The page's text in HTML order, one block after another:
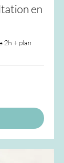
en
2h + plan